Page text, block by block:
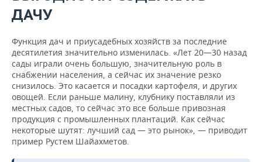
ДАЧУ
Функция дач и приусадебных хозяйств за последние
десятилетия значительно изменилась. «Лет 20—30 назад
сады играли очень большую, значительную роль в
снабжении населения, а сейчас их значение резко
снизилось. Это касается и посадки картофеля, и других
овощей. Если раньше малину, клубнику поставляли из
местных садов, то сейчас это все больше привозная
продукция с промышленных плантаций. Как сейчас
некоторые шутят: лучший сад — это рынок», — приводит
пример Рустем Шайахметов.